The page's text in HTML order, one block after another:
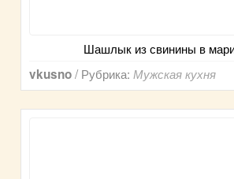
Шашлык из свинины в
vkusno/ Рубрика:Мужская кухня